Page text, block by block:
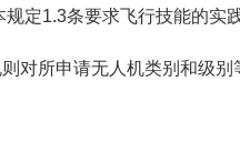
规定1.3条要求飞行技能的实
对所申请无人机类别和级别